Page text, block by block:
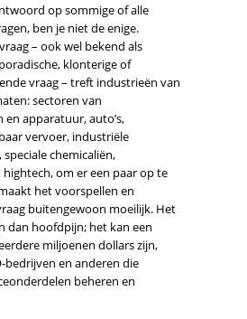
op sommige of alle
ben je niet de enige.
– ook wel bekend als
klonterige of
vraag – treft industrieën van
sectoren van
en apparatuur, auto’s,
vervoer, industriële
chemicaliën,
om er een paar op te
het voorspellen en
buitengewoon moeilijk. Het
dan hoofdpijn; het kan een
miljoenen dollars zijn,
bedrijven en anderen die
beheren en